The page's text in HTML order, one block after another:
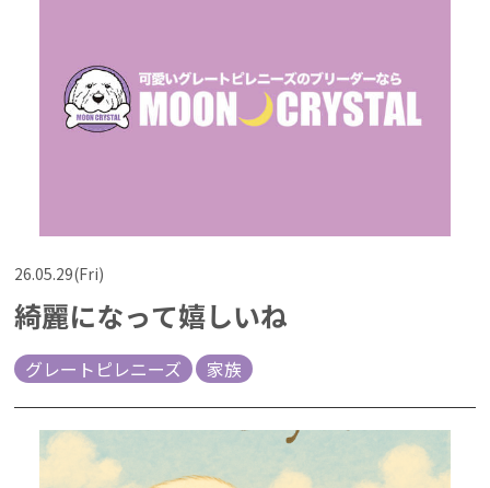
26.05.29(Fri)
綺麗になって嬉しいね
グレートピレニーズ 家族